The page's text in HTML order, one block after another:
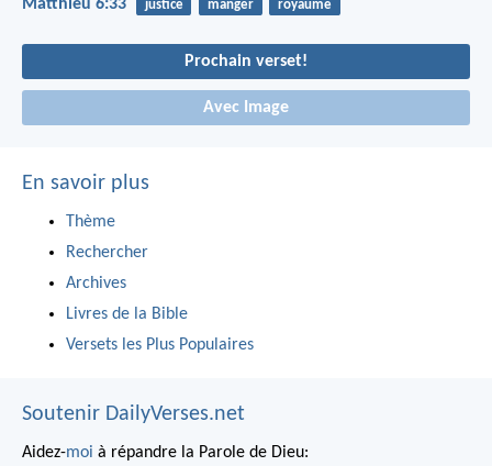
Matthieu 6:33 justice manger royaume
Prochain verset!
Avec Image
En savoir plus
Thème
Rechercher
Archives
Livres de la Bible
Versets les Plus Populaires
Soutenir DailyVerses.net
Aidez-moi à répandre la Parole de Dieu: